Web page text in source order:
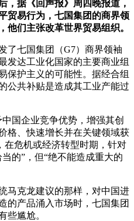
，据《回声报》周四晚报道，
贸易行为，七国集团的商界领
他们主张改革世界贸易组织。
了七国集团（G7）商界领袖
发达工业化国家的主要商业组
保护主义的可能性。据经合组
公共补贴是造成其工业产能过
国企业竞争优势，增强其创
格、快速增长并在关键领域获
在危机或经济转型时期，针对
的”，但“绝不能造成重大的
马克龙建议的那样，对中国进
的产品涌入市场时，七国集团
些尴尬。